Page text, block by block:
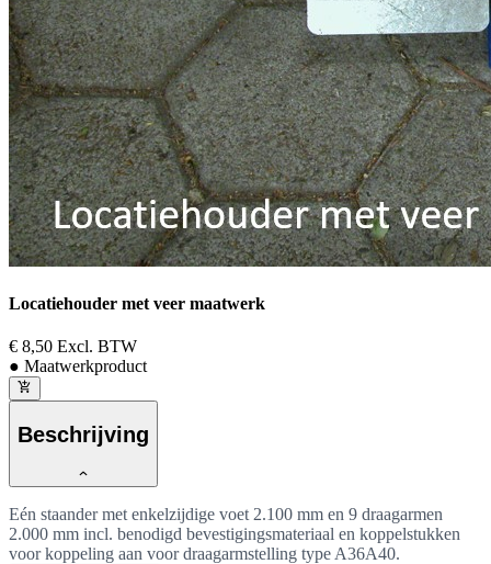
Locatiehouder met veer maatwerk
€ 8,50 Excl. BTW
● Maatwerkproduct
Beschrijving
Eén staander met enkelzijdige voet 2.100 mm en 9 draagarmen
2.000 mm incl. benodigd bevestigingsmateriaal en koppelstukken
voor koppeling aan voor draagarmstelling type A36A40.